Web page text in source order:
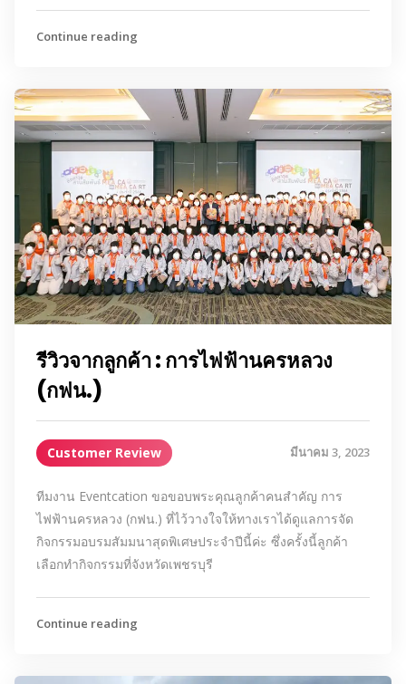
Continue reading
รีวิวจากลูกค้า : การไฟฟ้านครหลวง
(กฟน.)
Customer Review มีนาคม 3, 2023
ทีมงาน Eventcation ขอขอบพระคุณลูกค้าคนสำคัญ การ
ไฟฟ้านครหลวง (กฟน.) ที่ไว้วางใจให้ทางเราได้ดูแลการจัด
กิจกรรมอบรมสัมมนาสุดพิเศษประจำปีนี้ค่ะ ซึ่งครั้งนี้ลูกค้า
เลือกทำกิจกรรมที่จังหวัดเพชรบุรี
Continue reading